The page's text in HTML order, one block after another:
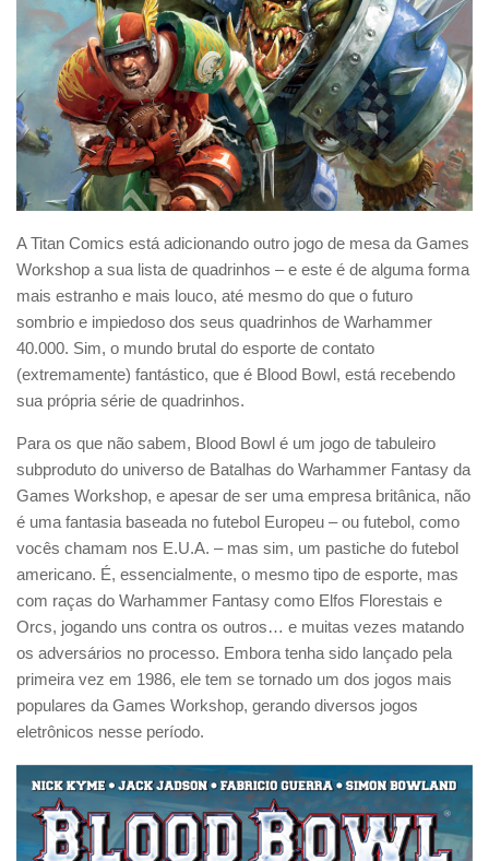
A Titan Comics está adicionando outro jogo de mesa da Games
Workshop a sua lista de quadrinhos – e este é de alguma forma
mais estranho e mais louco, até mesmo do que o futuro
sombrio e impiedoso dos seus quadrinhos de Warhammer
40.000. Sim, o mundo brutal do esporte de contato
(extremamente) fantástico, que é Blood Bowl, está recebendo
sua própria série de quadrinhos.
Para os que não sabem, Blood Bowl é um jogo de tabuleiro
subproduto do universo de Batalhas do Warhammer Fantasy da
Games Workshop, e apesar de ser uma empresa britânica, não
é uma fantasia baseada no futebol Europeu – ou futebol, como
vocês chamam nos E.U.A. – mas sim, um pastiche do futebol
americano. É, essencialmente, o mesmo tipo de esporte, mas
com raças do Warhammer Fantasy como Elfos Florestais e
Orcs, jogando uns contra os outros… e muitas vezes matando
os adversários no processo. Embora tenha sido lançado pela
primeira vez em 1986, ele tem se tornado um dos jogos mais
populares da Games Workshop, gerando diversos jogos
eletrônicos nesse período.